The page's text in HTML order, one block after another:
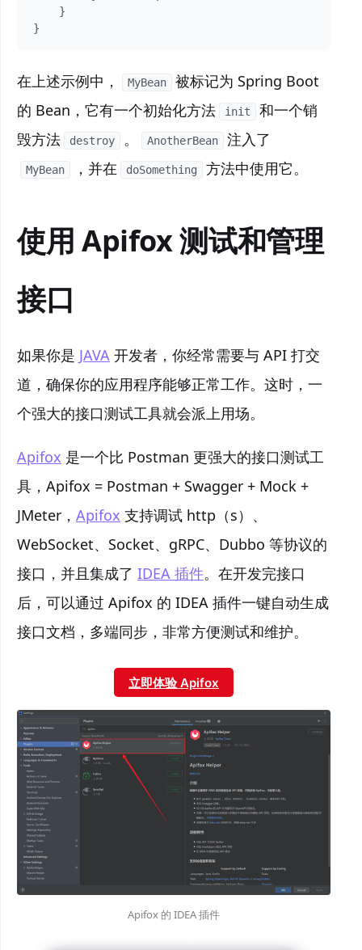
    }
}
在上述示例中， MyBean
被标记为 Spring Boot
的 Bean，它有一个初始化方法
init
和一个销
毁方法
destroy 。 AnotherBean 注入了
MyBean ，并在 doSomething 方法中使用它。
使用 Apifox 测试和管理
接口
如果你是 JAVA 开发者，你经常需要与 API 打交
道，确保你的应用程序能够正常工作。这时，一
个强大的接口测试工具就会派上用场。
Apifox 是一个比 Postman 更强大的接口测试工
具，Apifox = Postman + Swagger + Mock +
JMeter， Apifox 支持调试 http（s）、
WebSocket、Socket、gRPC、Dubbo 等协议的
接口，并且集成了 IDEA 插件。在开发完接口
后，可以通过 Apifox 的 IDEA 插件一键自动生成
接口文档，多端同步，非常方便测试和维护。
立即体验 Apifox
Apifox 的 IDEA 插件